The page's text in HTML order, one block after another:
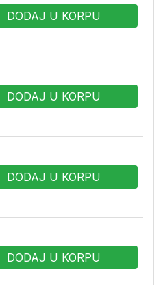
DODAJ U KORPU
DODAJ U KORPU
DODAJ U KORPU
DODAJ U KORPU